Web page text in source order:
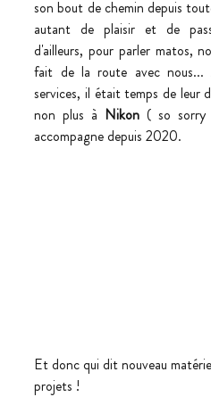
son bout de chemin depuis
autant de plaisir et de
d'ailleurs, pour parler matos,
fait de la route avec nous...
services, il était temps de leur
non plus à Nikon ( so
accompagne depuis 2020.
Et donc qui dit nouveau
projets !